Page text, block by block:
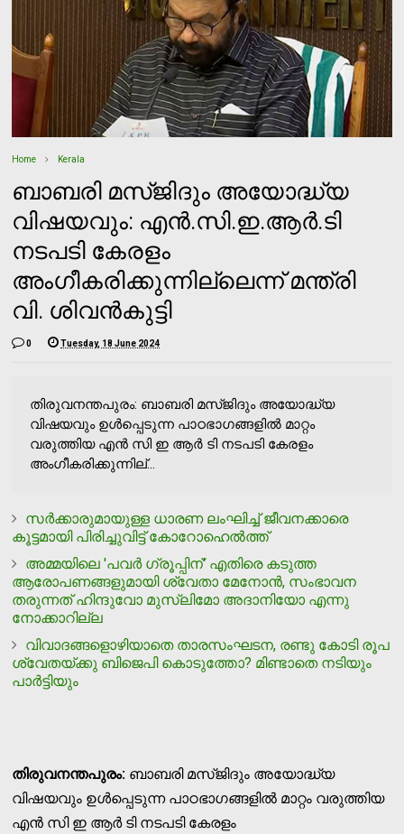
Home Kerala
ബാബരി മസ്ജിദും അയോദ്ധ്യ
വിഷയവും: എന്‍.സി.ഇ.ആര്‍.ടി
നടപടി കേരളം
അംഗീകരിക്കുന്നില്ലെന്ന് മന്ത്രി
വി. ശിവന്‍കുട്ടി
0 Tuesday, 18 June 2024
തിരുവനന്തപുരം: ബാബരി മസ്ജിദും അയോദ്ധ്യ
വിഷയവും ഉള്‍പ്പെടുന്ന പാഠഭാഗങ്ങളില്‍ മാറ്റം
വരുത്തിയ എന്‍ സി ഇ ആര്‍ ടി നടപടി കേരളം
അംഗീകരിക്കുന്നില്...
സര്‍ക്കാരുമായുള്ള ധാരണ ലംഘിച്ച് ജീവനക്കാരെ
കൂട്ടമായി പിരിച്ചുവിട്ട് കോറോഹെല്‍ത്ത്
അമ്മയിലെ 'പവര്‍ ഗ്രൂപ്പിന്' എതിരെ കടുത്ത
ആരോപണങ്ങളുമായി ശ്വേതാ മേനോന്‍, സംഭാവന
തരുന്നത് ഹിന്ദുവോ മുസ്ലിമോ അദാനിയോ എന്നു
നോക്കാറില്ല
വിവാദങ്ങളൊഴിയാതെ താരസംഘടന, രണ്ടു കോടി രൂപ
ശ്വേതയ്ക്കു ബിജെപി കൊടുത്തോ? മിണ്ടാതെ നടിയും
പാര്‍ട്ടിയും
തിരുവനന്തപുരം: ബാബരി മസ്ജിദും അയോദ്ധ്യ
വിഷയവും ഉള്‍പ്പെടുന്ന പാഠഭാഗങ്ങളില്‍ മാറ്റം വരുത്തിയ
എന്‍ സി ഇ ആര്‍ ടി നടപടി കേരളം